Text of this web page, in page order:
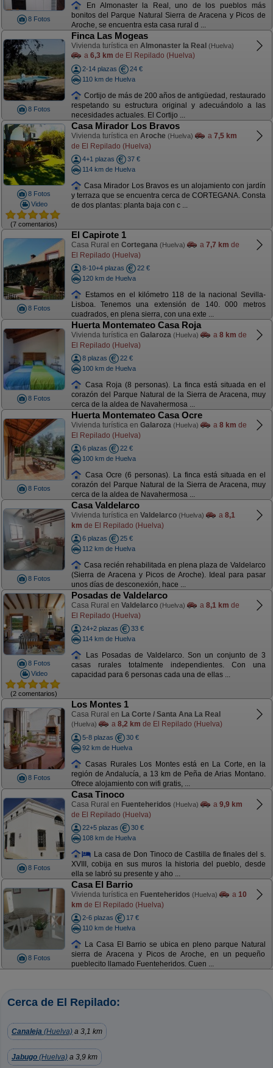
8 Fotos
En Almonaster la Real, uno de los pueblos más
bonitos del Parque Natural Sierra de Aracena y Picos de
Aroche, se encuentra esta casa rural d ...
8 Fotos
Finca Las Mogeas
Vivienda turística en Almonaster la Real (Huelva)
a 6,3 km de El Repilado (Huelva)
2-14 plazas
24 €
110 km de Huelva
Cortijo de más de 200 años de antigüedad, restaurado
respetando su estructura original y adecuándolo a las
necesidades actuales. El Cortijo ...
8 Fotos
Video
(7 comentarios)
Casa Mirador Los Bravos
Vivienda turística en Aroche (Huelva) a 7,5 km
de El Repilado (Huelva)
4+1 plazas
37 €
114 km de Huelva
Casa Mirador Los Bravos es un alojamiento con jardín
y terraza que se encuentra cerca de CORTEGANA. Consta
de dos plantas: planta baja con c ...
8 Fotos
El Capirote 1
Casa Rural en Cortegana (Huelva) a 7,7 km de
El Repilado (Huelva)
8-10+4 plazas
22 €
120 km de Huelva
Estamos en el kilómetro 118 de la nacional Sevilla-
Lisboa. Tenemos una extensión de 140. 000 metros
cuadrados, en plena sierra, con una exte ...
8 Fotos
Huerta Montemateo Casa Roja
Vivienda turística en Galaroza (Huelva) a 8 km de
El Repilado (Huelva)
8 plazas
22 €
100 km de Huelva
Casa Roja (8 personas). La finca está situada en el
corazón del Parque Natural de la Sierra de Aracena, muy
cerca de la aldea de Navahermosa ...
8 Fotos
Huerta Montemateo Casa Ocre
Vivienda turística en Galaroza (Huelva) a 8 km de
El Repilado (Huelva)
6 plazas
22 €
100 km de Huelva
Casa Ocre (6 personas). La finca está situada en el
corazón del Parque Natural de la Sierra de Aracena, muy
cerca de la aldea de Navahermosa ...
8 Fotos
Casa Valdelarco
Vivienda turística en Valdelarco (Huelva) a 8,1
km de El Repilado (Huelva)
6 plazas
25 €
112 km de Huelva
Casa recién rehabilitada en plena plaza de Valdelarco
(Sierra de Aracena y Picos de Aroche). Ideal para pasar
unos días de desconexión, hace ...
8 Fotos
Video
(2 comentarios)
Posadas de Valdelarco
Casa Rural en Valdelarco (Huelva) a 8,1 km de
El Repilado (Huelva)
24+2 plazas
33 €
114 km de Huelva
Las Posadas de Valdelarco. Son un conjunto de 3
casas rurales totalmente independientes. Con una
capacidad para 6 personas cada una de ellas ...
8 Fotos
Los Montes 1
Casa Rural en La Corte / Santa Ana La Real
(Huelva) a 8,2 km de El Repilado (Huelva)
5-8 plazas
30 €
92 km de Huelva
Casas Rurales Los Montes está en La Corte, en la
región de Andalucía, a 13 km de Peña de Arias Montano.
Ofrece alojamiento con wifi gratis, ...
8 Fotos
Casa Tinoco
Casa Rural en Fuenteheridos (Huelva) a 9,9 km
de El Repilado (Huelva)
22+5 plazas
30 €
108 km de Huelva
La casa de Don Tinoco de Castilla de finales del s.
XVIII, cobija en sus muros la historia del pueblo, desde
ella se labró su presente y aho ...
8 Fotos
Casa El Barrio
Vivienda turística en Fuenteheridos (Huelva) a 10
km de El Repilado (Huelva)
2-6 plazas
17 €
110 km de Huelva
La Casa El Barrio se ubica en pleno parque Natural
sierra de Aracena y Picos de Aroche, en un pequeño
pueblecito llamado Fuenteheridos. Cuen ...
Cerca de El Repilado:
Canaleja (Huelva) a 3,1 km
Jabugo (Huelva) a 3,9 km